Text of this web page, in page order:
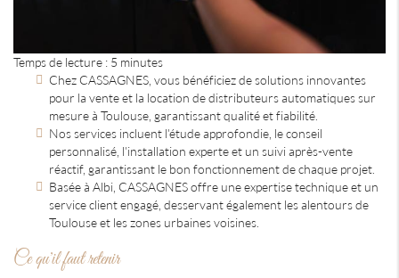
Temps de lecture : 5 minutes
Chez CASSAGNES, vous bénéficiez de solutions innovantes
pour la vente et la location de distributeurs automatiques sur
mesure à Toulouse, garantissant qualité et fiabilité.
Nos services incluent l'étude approfondie, le conseil
personnalisé, l'installation experte et un suivi après-vente
réactif, garantissant le bon fonctionnement de chaque projet.
Basée à Albi, CASSAGNES offre une expertise technique et un
service client engagé, desservant également les alentours de
Toulouse et les zones urbaines voisines.
Ce qu'il faut retenir